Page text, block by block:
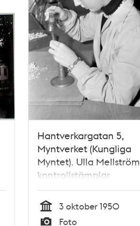
Hantverkargatan 5,
Myntverket (Kungliga
Myntet). Ulla Mellström
kontrollstämplar
silversmycken
Tid
3 oktober 1950
Foto